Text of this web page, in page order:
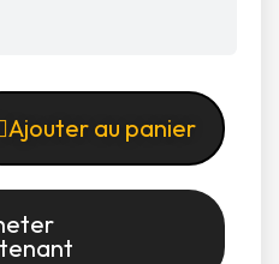
Ajouter au panier